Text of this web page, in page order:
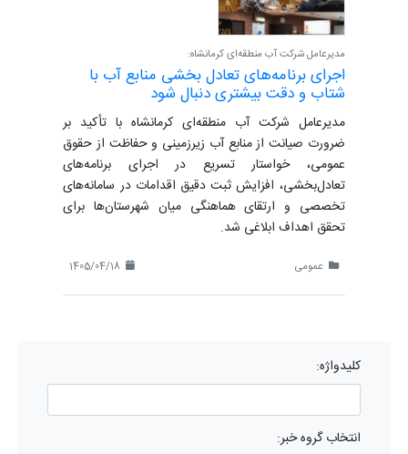
مدیرعامل شرکت آب منطقه‌ای کرمانشاه:
اجرای برنامه‌های تعادل‌ بخشی منابع آب با
شتاب و دقت بیشتری دنبال شود
مدیرعامل شرکت آب منطقه‌ای کرمانشاه با تأکید بر
ضرورت صیانت از منابع آب زیرزمینی و حفاظت از حقوق
عمومی، خواستار تسریع در اجرای برنامه‌های
تعادل‌بخشی، افزایش ثبت دقیق اقدامات در سامانه‌های
تخصصی و ارتقای هماهنگی میان شهرستان‌ها برای
تحقق اهداف ابلاغی شد.
عمومی
کلیدواژه:
انتخاب گروه خبر: